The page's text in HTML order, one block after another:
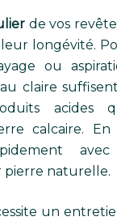
de vos
longévité.
ou
claire
acides
calcaire. En
pierre naturelle.
un